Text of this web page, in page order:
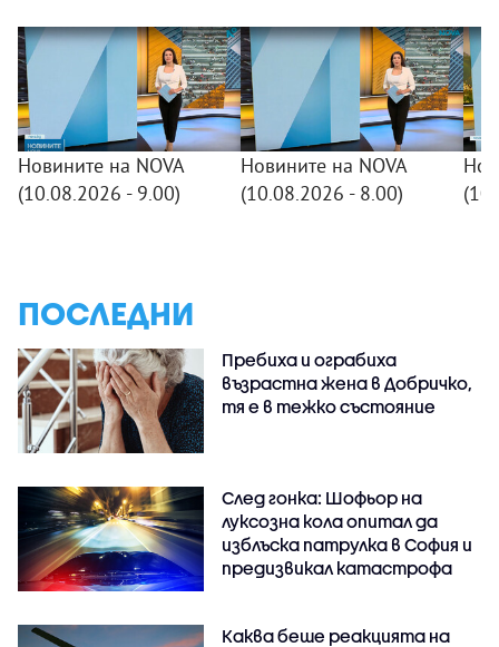
Новините на NOVA
(10.08.2026 - 9.00)
Новините на NOVA
(10.08.2026 - 8.00)
ПОСЛЕДНИ
Пребиха и ограбиха
възрастна жена в Добричко,
тя е в тежко състояние
След гонка: Шофьор на
луксозна кола опитал да
изблъска патрулка в София и
предизвикал катастрофа
Каква беше реакцията на